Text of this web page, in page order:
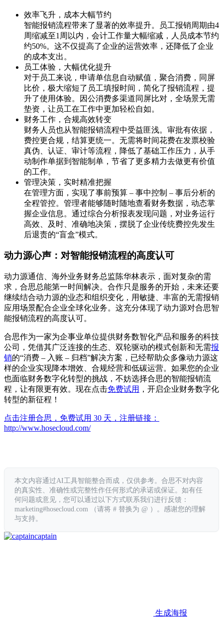
效率飞升，成本大幅节约
智能报销流程带来了显著的效率提升。员工报销周期由4
周缩减至1周以内，会计工作量大幅缩减，人员成本节约
约50%。这不仅提高了企业的运营效率，还降低了企业
的成本支出。
员工体验，大幅优化提升
对于员工来说，申请单信息自动赋值，聚合消费，同屏
比价，极大缩短了员工填报时间，简化了报销流程，提
升了使用体验。因公消费多渠道同屏比对，全场景无需
垫资，让员工在工作中更加轻松自如。
财务工作，合规高效转变
财务人员也从智能报销流程中受益匪浅。审批有依据，
费控更合规，结算更统一。无需将时间花费在发票校验
真伪、认证、审计等流程，降低了基础工作压力，从手
动制作单据到智能制单，节省了更多精力去做更有价值
的工作。
管理决策，实时精准把握
在管理方面，实现了事前预算 – 事中控制 – 事后分析的
全程管控。管理者能够随时随地查看财务数据，动态掌
握企业信息。通过综合分析报表发现问题，对业务运行
高效、及时、准确地决策，摆脱了企业传统费控先发生
后退责的“盲盒”模式。
动力源心声：对智能报销流程的高度认可
动力源通信、海外业务财务总监陈华林表示，面对复杂的需
求，合思总能第一时间解决。合作只是服务的开始，未来还要
继续结合动力源的业态和组织变化，用敏捷、丰富的无需报销
应用场景配合企业全球化业务。这充分体现了动力源对合思智
能报销流程的高度认可。
合思作为一家为企事业单位提供财务数智化产品和服务的科技
公司，凭借其广泛连接的生态、双轮驱动的模式创新和无需报
销的“消费 – 入账 – 归档”解决方案，已经帮助众多像动力源这
样的企业实现降本增效、合规经营和低碳运营。如果您的企业
也面临财务数字化转型的挑战，不妨选择合思的智能报销流
程，让有限更有效。现在点击免费试用 ，开启企业财务数字化
转型的新征程！
点击注册合思，免费试用 30 天，注册链接：
http://www.hosecloud.com/
本文内容通过AI工具智能整合而成，仅供参考。合思不对内容
的真实性、准确性或完整性作任何形式的承诺或保证。如有任
何问题或意见，您可以通过以下方式联系我们进行反馈：
marketing#hosecloud.com （请将 # 替换为 @ ）。感谢您的理解
与支持。
captain
生成海报